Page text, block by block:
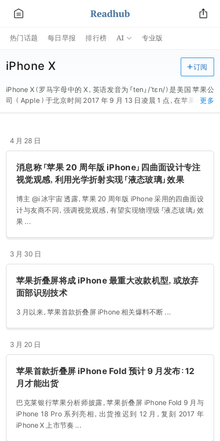
热门话题 每日早报 排行榜 AI 专业版
iPhone X
iPhone X（罗马字母中的 X，英语发音为「ten」/ˈtɛn/）是美国 苹果公
司 （ Apple ）于北京时间 2017 年 9 月 13 日凌晨 1 点，在苹果园区（
Apple Park ）新总部的 史蒂夫・乔布斯剧院 会上发布的机型。其中
10 年的底部 Home 键 。 分为 64GB 和 256GB 两个版本，有银色和
深空灰色两种配色。屏幕尺寸 5.8 英寸，重量 174 克，高度 143.6 毫
米，宽度和厚度分别为 70.9 毫米、7.7 毫米，2436 * 1125 像素分辨率
。前置摄像头为 700 万像素，支持 背景虚化 自拍。背部后置双摄，为
光圈）组合，支持人像模式背景虚化。 iPhone X 支持 Face ID 解锁和
无线充电 功能，搭载 A11 Bionic 处理器，增加了动态 Animoji 表情。
更多
订阅
4 月 28 日
消息称「苹果 20 周年版 iPhone」四曲面设计专注
视觉观感，利用光学折射实现「液态玻璃」效果
博主 @i 冰宇宙 透露，苹果 20 周年版 iPhone 采用的四曲面设
计与友商不同，强调视觉观感，有望实现物理级「液态玻璃」效
果 ...
3 月 30 日
苹果折叠屏将成 iPhone 最重大改款机型，或放弃
面部识别技术
3 月以来，苹果首款折叠屏 iPhone 相关爆料不断 ...
3 月 20 日
苹果首款折叠屏 iPhone Fold 预计 9 月发布：12
月才能出货
巴克莱银行苹果分析师披露，苹果折叠屏 iPhone Fold 9 月与
iPhone 18 Pro 系列亮相，出货推迟到 12 月，复刻 2017 年
iPhone X 上市节奏 ...